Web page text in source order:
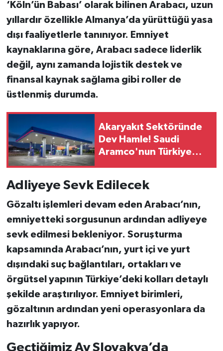
‘Köln’ün Babası’ olarak bilinen Arabacı, uzun
yıllardır özellikle Almanya’da yürüttüğü yasa
dışı faaliyetlerle tanınıyor. Emniyet
kaynaklarına göre, Arabacı sadece liderlik
değil, aynı zamanda lojistik destek ve
finansal kaynak sağlama gibi rollerde
üstlenmiş durumda.
Akaryakıt Sektöründe
Dev Hamle! Saudi
Aramco'nun Türkiye
Adliyeye Sevk Edilecek
Gözaltı işlemleri devam eden Arabacı’nın,
emniyetteki sorgusunun ardından adliyeye
sevk edilmesi bekleniyor. Soruşturma
kapsamında Arabacı’nın, yurt içi ve yurt
dışındaki suç bağlantıları, ortaklarıve
örgütsel yapının Türkiye’deki kollarıdetaylı
şekilde araştırılıyor. Emniyet birimleri,
gözaltının ardından yeni operasyonlara da
hazırlık yapıyor.
Geçtiğimiz Ay Slovakya’da